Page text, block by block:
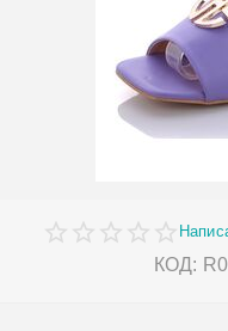
КОД: